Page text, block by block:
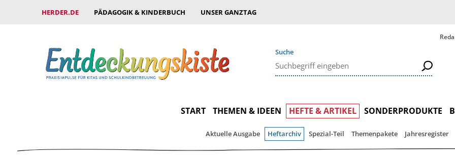
HERDER.DE PÄDAGOGIK & KINDERBUCH UNSER GANZTAG
Suche
START THEMEN & IDEEN HEFTE & ARTIKEL SONDERPRODUKTE
Aktuelle Ausgabe Heftarchiv Spezial-Teil Themenpakete Jahresregister